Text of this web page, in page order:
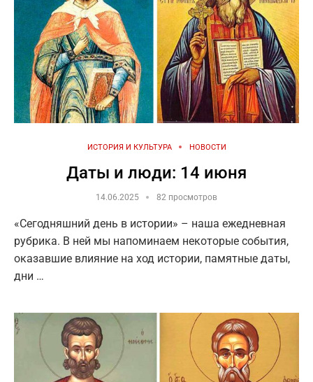
ИСТОРИЯ И КУЛЬТУРА НОВОСТИ
Даты и люди: 14 июня
14.06.2025 82 просмотров
«Сегодняшний день в истории» – наша ежедневная
рубрика. В ней мы напоминаем некоторые события,
оказавшие влияние на ход истории, памятные даты,
дни …